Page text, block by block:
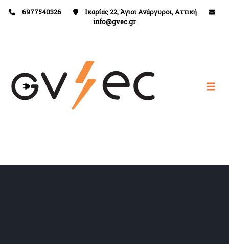
6977540326
Ικαρίας 22, Άγιοι Ανάργυροι, Αττική
info@gvec.gr